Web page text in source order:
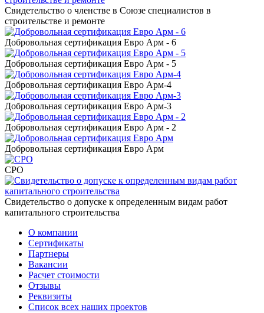
Свидетельство о членстве в Союзе специалистов в
строительстве и ремонте
Добровольная сертификация Евро Арм - 6
Добровольная сертификация Евро Арм - 5
Добровольная сертификация Евро Арм-4
Добровольная сертификация Евро Арм-3
Добровольная сертификация Евро Арм - 2
Добровольная сертификация Евро Арм
СРО
Свидетельство о допуске к определенным видам работ
капитального строительства
О компании
Сертификаты
Партнеры
Вакансии
Расчет стоимости
Отзывы
Реквизиты
Список всех наших проектов